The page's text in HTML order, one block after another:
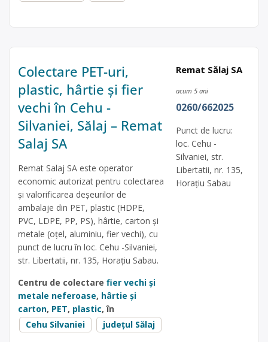
Colectare PET-uri,
plastic, hârtie și fier
vechi în Cehu -
Silvaniei, Sălaj – Remat
Salaj SA
Remat Salaj SA este operator
economic autorizat pentru colectarea
și valorificarea deșeurilor de
ambalaje din PET, plastic (HDPE,
PVC, LDPE, PP, PS), hârtie, carton și
metale (oțel, aluminiu, fier vechi), cu
punct de lucru în loc. Cehu -Silvaniei,
str. Libertatii, nr. 135, Horațiu Sabau.
Centru de colectare fier vechi și
metale neferoase, hârtie și
carton, PET, plastic, în
Cehu Silvaniei
județul Sălaj
Remat Sălaj SA
acum 5 ani
0260/662025
Punct de lucru:
loc. Cehu -
Silvaniei, str.
Libertatii, nr. 135,
Horațiu Sabau